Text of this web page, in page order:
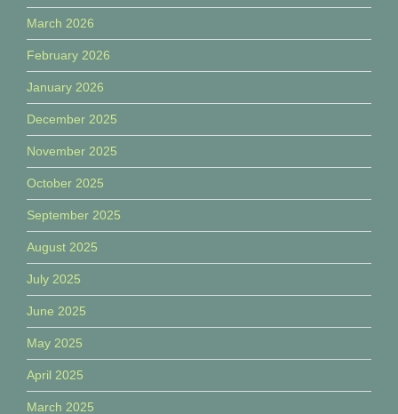
March 2026
February 2026
January 2026
December 2025
November 2025
October 2025
September 2025
August 2025
July 2025
June 2025
May 2025
April 2025
March 2025